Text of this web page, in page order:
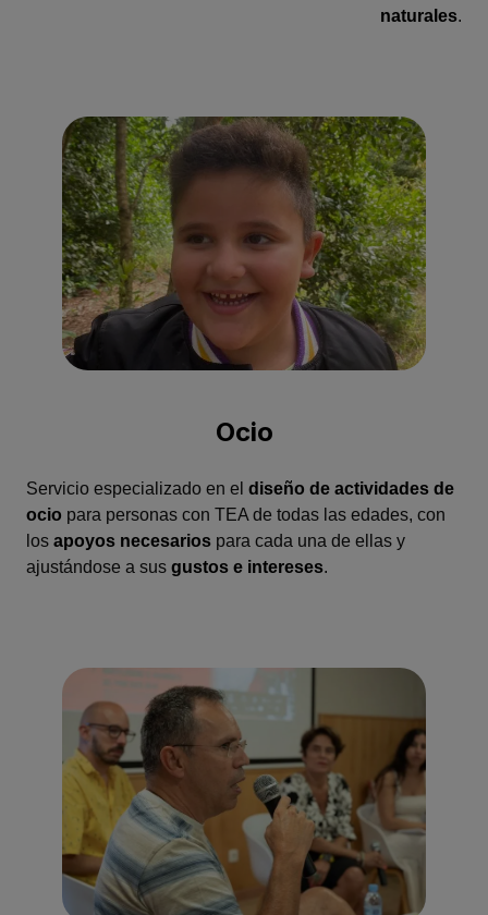
naturales.
Ocio
Servicio especializado en el diseño de actividades de
ocio para personas con TEA de todas las edades, con
los apoyos necesarios para cada una de ellas y
ajustándose a sus gustos e intereses.